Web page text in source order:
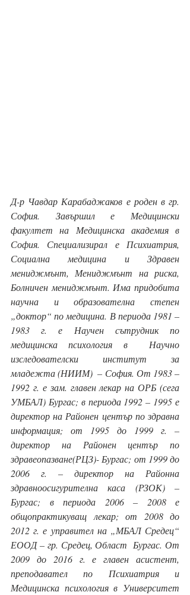
Д-р Чавдар Карабаджаков е роден в гр.
София. Завършил е Медицински
факултет на Медицинска академия в
София. Специализирал е Психиатрия,
Социална медицина и Здравен
мениджмънт, Мениджмънт на риска,
Болничен мениджмънт. Има придобита
научна и образователна степен
„доктор“ по медицина. В периода 1981 –
1983 г. е Научен сътрудник по
медицинска психология в  Научно
изследователски институт за
младежта (НИИМ)  – София. От 1983 –
1992 г. е зам. главен лекар на ОРБ (сега
УМБАЛ) Бургас; в периода 1992 – 1995 е
директор на Районен център по здравна
информация; от 1995 до 1999 г. –
директор на Районен център по
здравеопазване(РЦЗ)- Бургас; от 1999 до
2006 г. – директор на Районна
здравноосигурителна каса (РЗОК) –
Бургас; в периода 2006 – 2008 е
общопрактикуващ лекар; от 2008 до
2012 г. е управител на „МБАЛ Средец“
ЕООД – гр. Средец, Област  Бургас. От
2009 до 2016 г. е главен асистент,
преподавател по Психиатрия и
Медицинска психология в Университет